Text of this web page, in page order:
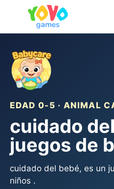
EDAD 0-5 · ANIMAL
cuidado
juegos de
cuidado del bebé, es un
niños .